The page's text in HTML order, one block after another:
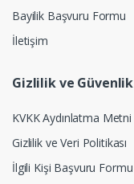
Bayilik Başvuru Formu
İletişim
Gizlilik ve Güvenlik
KVKK Aydınlatma Metni
Gizlilik ve Veri Politikası
İlgili Kişi Başvuru Formu